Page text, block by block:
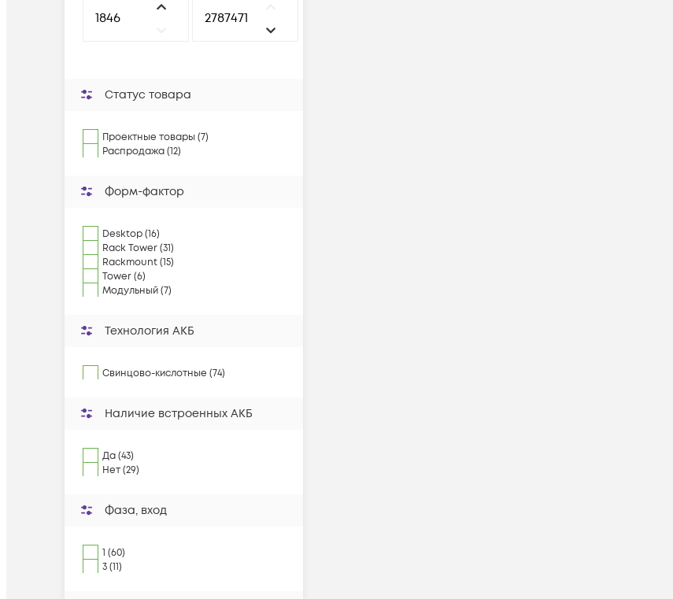
Статус товара
Проектные товары (7)
Распродажа (12)
Форм-фактор
Desktop (16)
Rack Tower (31)
Rackmount (15)
Tower (6)
Модульный (7)
Технология АКБ
Свинцово-кислотные (74)
Наличие встроенных АКБ
Да (43)
Нет (29)
Фаза, вход
1 (60)
3 (11)